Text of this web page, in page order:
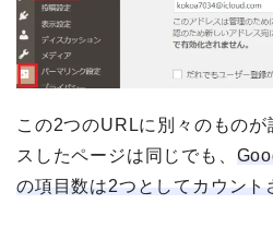
この2つのURLに別々のもの
スしたページは同じでも、
の項目数は2つとしてカウント